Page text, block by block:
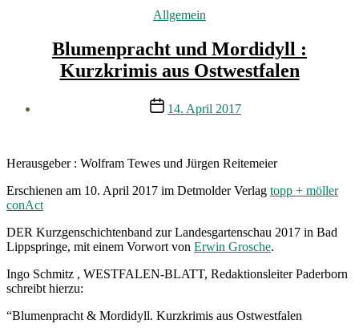
Kategorien
Allgemein
Blumenpracht und Mordidyll :
Kurzkrimis aus Ostwestfalen
Veröffentlichungsdatum
14. April 2017
Herausgeber : Wolfram Tewes und Jürgen Reitemeier
Erschienen am 10. April 2017 im Detmolder Verlag topp + möller
conAct
DER Kurzgenschichtenband zur Landesgartenschau 2017 in Bad
Lippspringe, mit einem Vorwort von Erwin Grosche.
Ingo Schmitz , WESTFALEN-BLATT, Redaktionsleiter Paderborn
schreibt hierzu:
“Blumenpracht & Mordidyll. Kurzkrimis aus Ostwestfalen